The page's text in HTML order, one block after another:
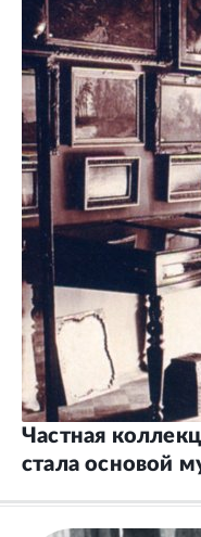
Частная
стала основой